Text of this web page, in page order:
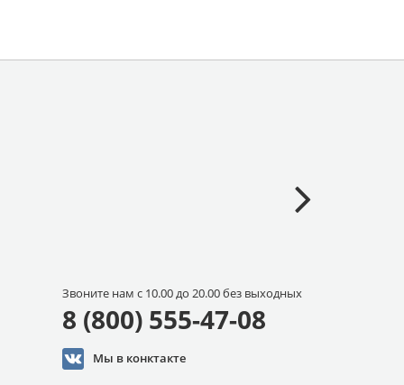
Звоните нам с 10.00 до 20.00 без выходных
8 (800) 555-47-08
Мы в конктакте